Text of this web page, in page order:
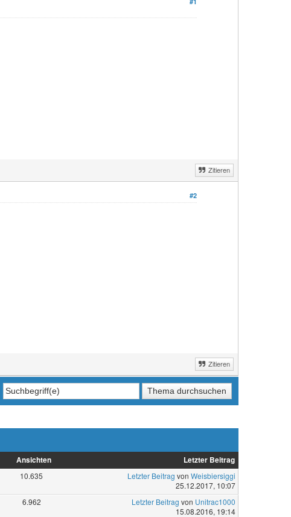
Zitieren
#2
Zitieren
Ansichten Letzter Beitrag
10.635 Letzter Beitrag von Weisbiersiggi
25.12.2017, 10:07
6.962 Letzter Beitrag von Unitrac1000
15.08.2016, 19:14